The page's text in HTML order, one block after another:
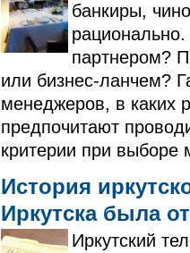
банкиры,
партнером?
или бизнес-ланчем?
менеджеров, в каких
предпочитают
критерии при выборе
История
Иркутска была
Иркутский